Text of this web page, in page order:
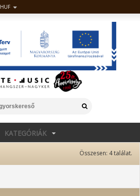
HUF
KATEGÓRIÁK
Összesen: 4találat.